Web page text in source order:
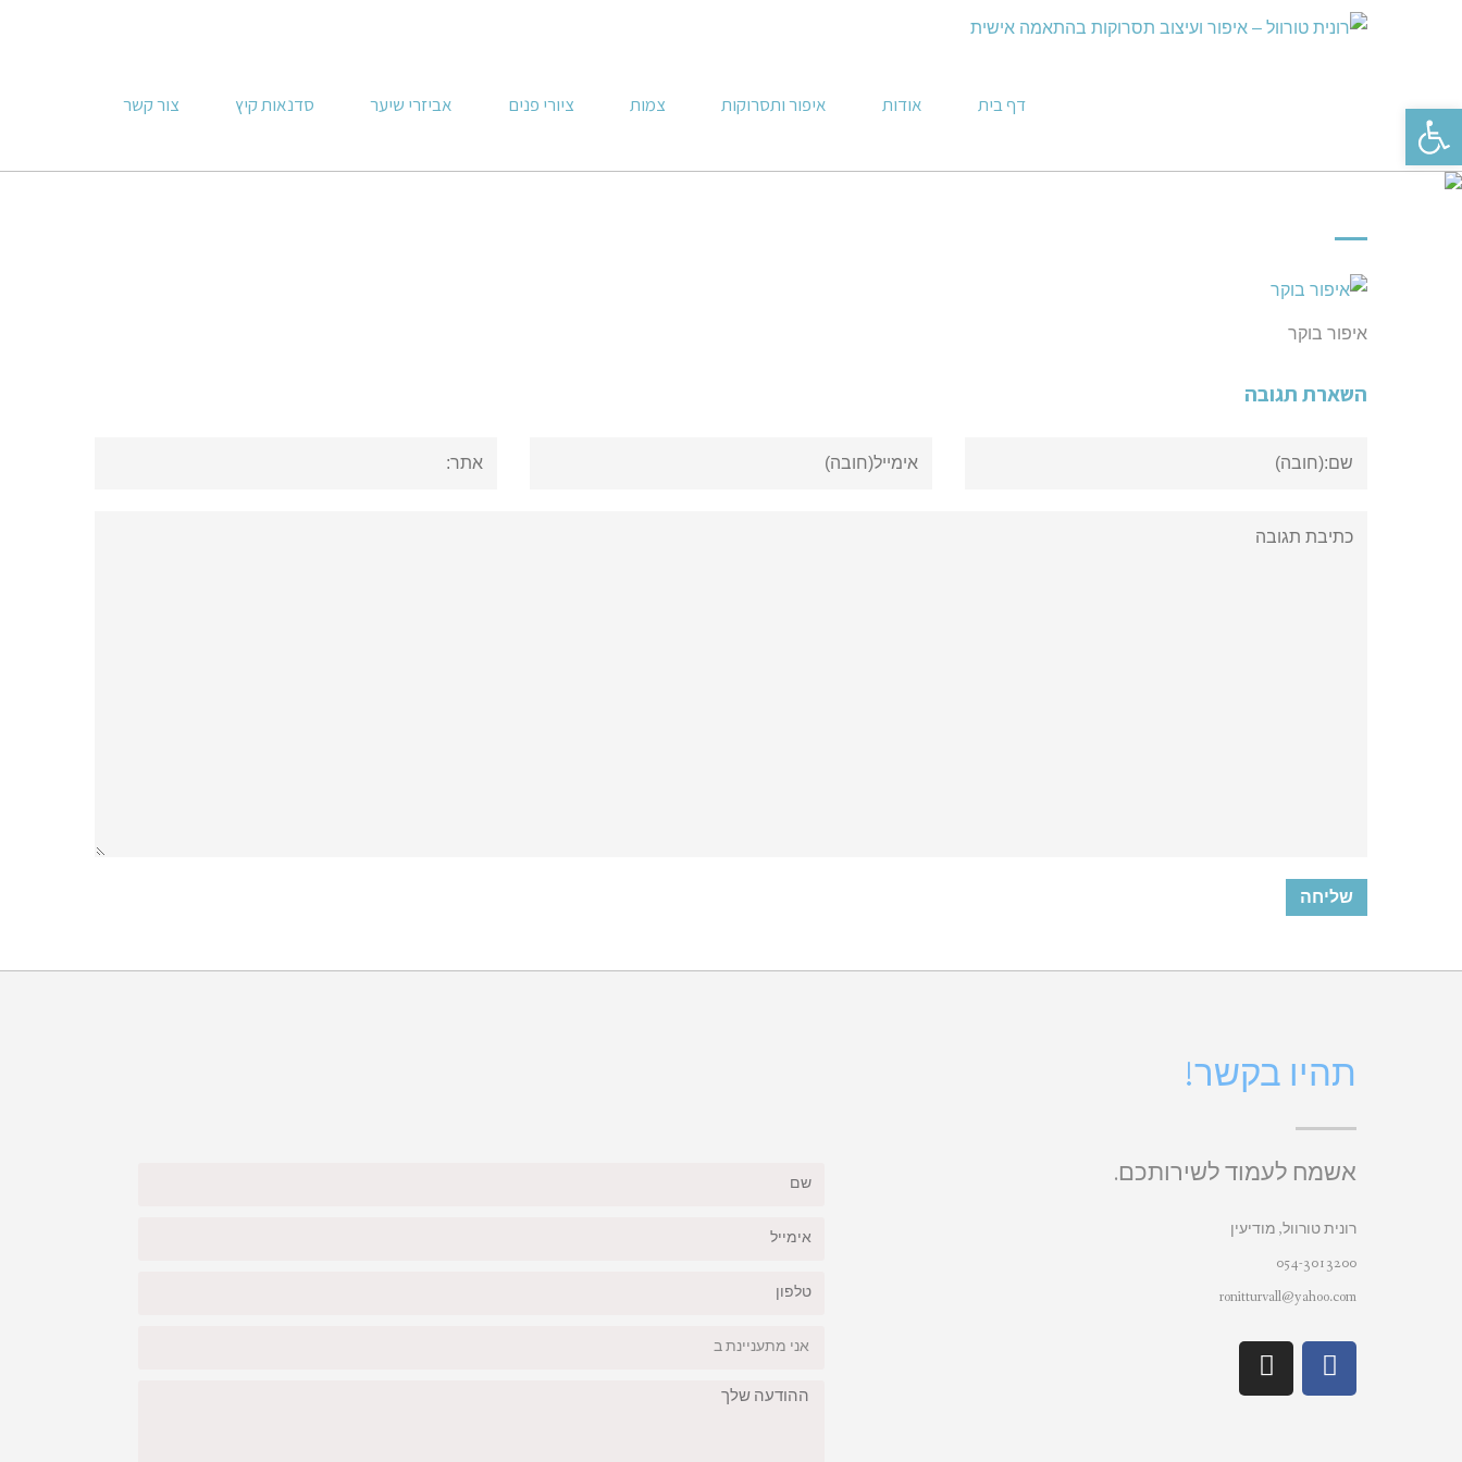
דף בית אודות איפור ותסרוקות צמות ציורי פנים אביזרי שיער סדנאות קיץ צור קשר
איפור בוקר
השארת תגובה
תהיו בקשר!
אשמח לעמוד לשירותכם.
רונית טורוול, מודיעין
054-3013200
ronitturvall@yahoo.com
פתח סרגל נגישות